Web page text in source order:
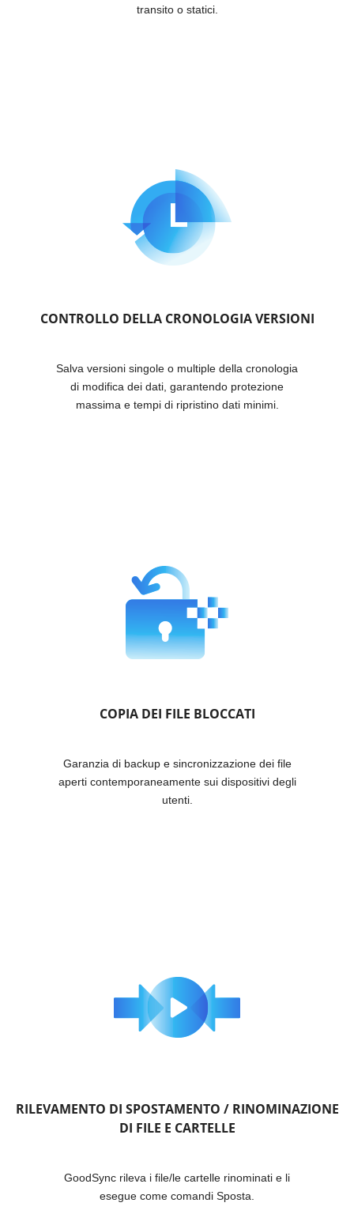
transito o statici.
CONTROLLO DELLA CRONOLOGIA VERSIONI
Salva versioni singole o multiple della cronologia
di modifica dei dati, garantendo protezione
massima e tempi di ripristino dati minimi.
COPIA DEI FILE BLOCCATI
Garanzia di backup e sincronizzazione dei file
aperti contemporaneamente sui dispositivi degli
utenti.
RILEVAMENTO DI SPOSTAMENTO / RINOMINAZIONE
DI FILE E CARTELLE
GoodSync rileva i file/le cartelle rinominati e li
esegue come comandi Sposta.